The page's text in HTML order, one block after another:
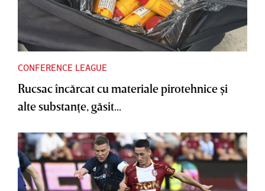
CONFERENCE LEAGUE
Rucsac încărcat cu materiale pirotehnice şi
alte substanţe, găsit...